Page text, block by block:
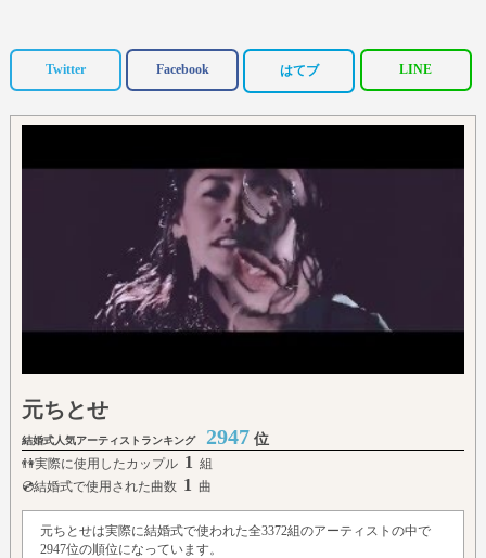
Twitter Facebook はてブ LINE
元ちとせ
結婚式人気アーティストランキング 2947 位
👫実際に使用したカップル 1 組
💿結婚式で使用された曲数 1 曲
元ちとせは実際に結婚式で使われた全3372組のアーティストの中で
2947位の順位になっています。